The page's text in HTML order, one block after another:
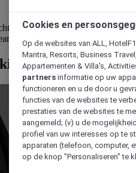
by categories
Cookies en
Op de websites van ALL,
Mantra, Resorts, Business
Appartementen & Villa's,
partners informatie op uw
functioneren en u de door u
functies van de websites te
prestaties van de websites te
aangemeld; (v) u de
profiel van uw interesses op te
apparaten (telefoon, computer,
op de knop "Personaliseren" te